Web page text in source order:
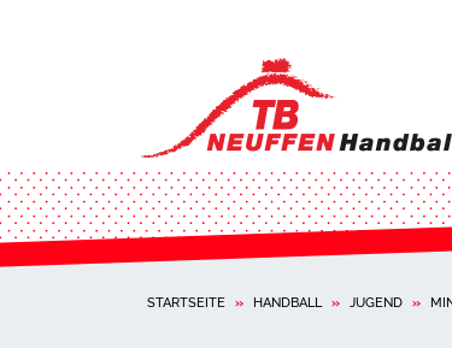
STARTSEITE » HANDBALL » JUGEND »